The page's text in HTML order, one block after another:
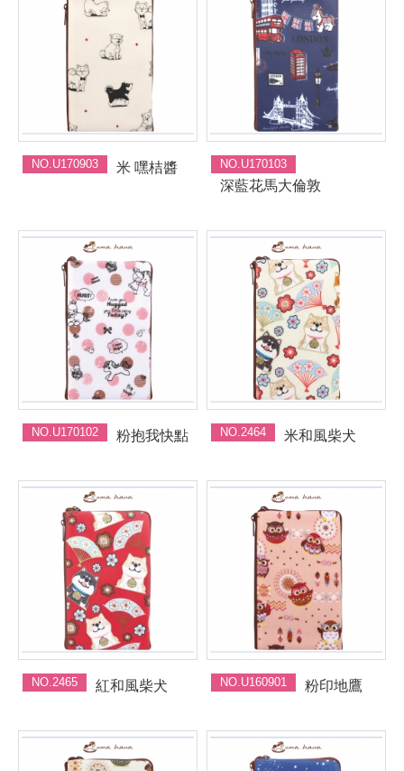
NO.U170903 米 嘿桔醬 NO.U170103
深藍花馬大倫敦
NO.U170102 粉抱我快點 NO.2464 米和風柴犬
NO.2465 紅和風柴犬 NO.U160901 粉印地鷹